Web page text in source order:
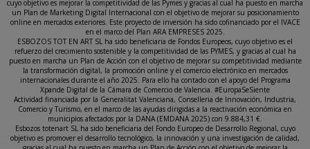
cuyo objetivo es mejorar la competitividad de las Pymes y gracias al cual ha puesto en marcha
un Plan de Marketing Digital Internacional con el objetivo de mejorar su posicionamiento
online en mercados exteriores. Este proyecto de inversión ha sido cofinanciado por el IVACE
en el marco del Plan ARA EMPRESES 2025.
ESBOZOS TOT EN ART SL ha sido beneficiaria de Fondos Europeos, cuyo objetivo es el
refuerzo del crecimiento sostenible y la competitividad de las PYMES, y gracias al cual ha
puesto en marcha un Plan de Acción con el objetivo de mejorar su competitividad mediante
la transformación digital, la promoción online y el comercio electrónico en mercados
internacionales durante el año 2025. Para ello ha contado con el apoyo del Programa
Xpande Digital de la Cámara de Comercio de Valencia. #EuropaSeSiente
Actividad financiada por la Generalitat Valenciana, Conselleria de Innovación, Industria,
Comercio y Turismo, en el marco de las ayudas dirigidas a la reactivación económica en
municipios afectados por la DANA (EMDANA 2025) con 9.884,31 €.
Esbozos totenart SL ha sido beneficiaria del Fondo Europeo de Desarrollo Regional, cuyo
objetivo es promover el desarrollo tecnológico, la innovación y una investigación de calidad,